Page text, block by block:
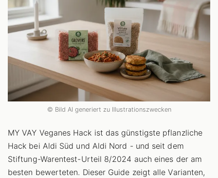
© Bild AI generiert zu Illustrationszwecken
MY VAY Veganes Hack ist das günstigste pflanzliche
Hack bei Aldi Süd und Aldi Nord - und seit dem
Stiftung-Warentest-Urteil 8/2024 auch eines der am
besten bewerteten. Dieser Guide zeigt alle Varianten,